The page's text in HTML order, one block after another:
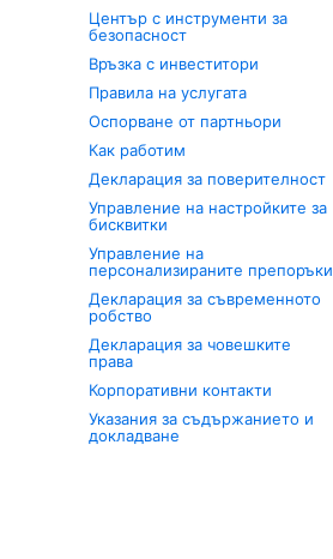
Център с инструменти за
безопасност
Връзка с инвеститори
Правила на услугата
Оспорване от партньори
Как работим
Декларация за поверителност
Управление на настройките за
бисквитки
Управление на
персонализираните препоръки
Декларация за съвременното
робство
Декларация за човешките
права
Корпоративни контакти
Указания за съдържанието и
докладване